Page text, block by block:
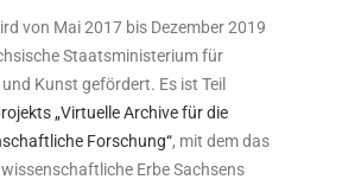
von Mai 2017 bis Dezember 2019
Staatsministerium für
Kunst gefördert. Es ist Teil
„Virtuelle Archive für die
Forschung“, mit dem das
Erbe Sachsens